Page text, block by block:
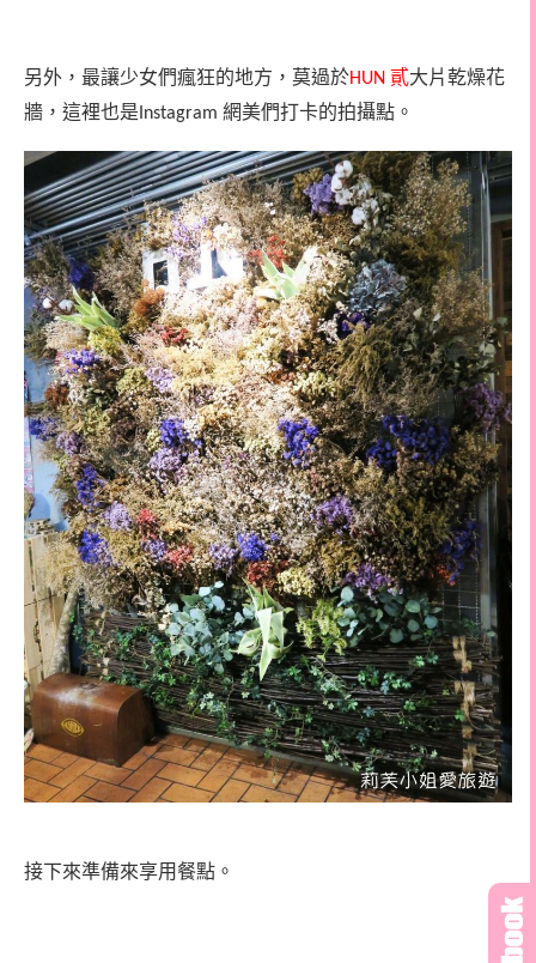
另外，最讓少女們瘋狂的地方，莫過於HUN 貳大片乾燥花
牆，這裡也是 Instagram 網美們打卡的拍攝點。
接下來準備來享用餐點。